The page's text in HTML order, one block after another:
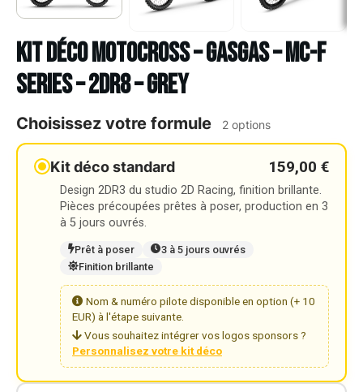
Kit déco Motocross – GASGAS – MC-F
SERIES – 2DR8 – GREY
Choisissez votre formule 2 options
Kit déco standard 159,00 €
Design 2DR3 du studio 2D Racing, finition brillante.
Pièces précoupées prêtes à poser, production en 3
à 5 jours ouvrés.
Prêt à poser
3 à 5 jours ouvrés
Finition brillante
Nom & numéro pilote disponible en option (+ 10
EUR) à l'étape suivante.
Vous souhaitez intégrer vos logos sponsors ?
Personnalisez votre kit déco